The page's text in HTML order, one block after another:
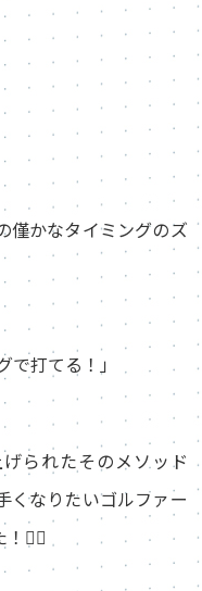
僅かなタイミングのズ
で打てる！」
られたそのメソッド
くなりたいゴルファー
！🏌️‍♂️